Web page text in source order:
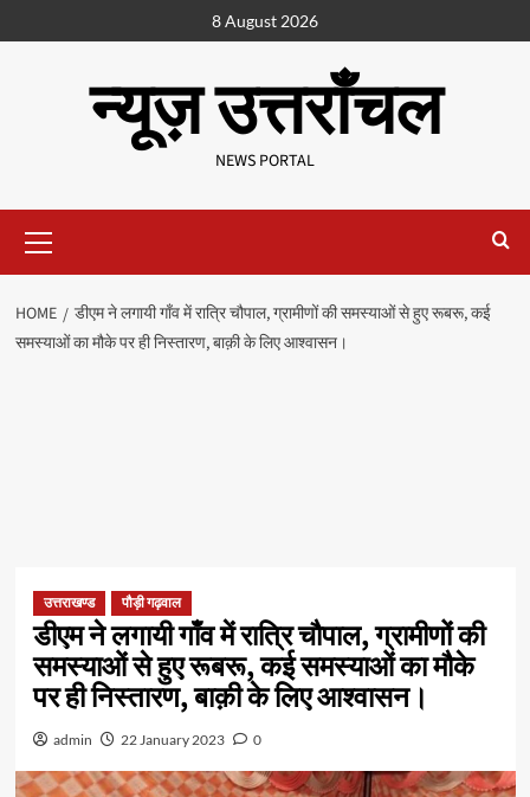
8 August 2026
न्यूज़ उत्तराँचल
NEWS PORTAL
HOME
डीएम ने लगायी गाँव में रात्रि चौपाल, ग्रामीणों की समस्याओं से हुए रूबरू, कई
समस्याओं का मौके पर ही निस्तारण, बाक़ी के लिए आश्वासन।
उत्तराखण्ड पौड़ी गढ़वाल
डीएम ने लगायी गाँव में रात्रि चौपाल, ग्रामीणों की
समस्याओं से हुए रूबरू, कई समस्याओं का मौके
पर ही निस्तारण, बाक़ी के लिए आश्वासन।
admin 22 January 2023 0